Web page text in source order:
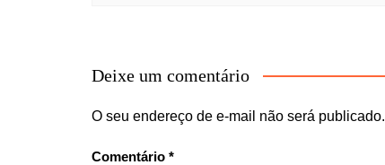
Deixe um comentário
O seu endereço de e-mail não será publicado.
Comentário *